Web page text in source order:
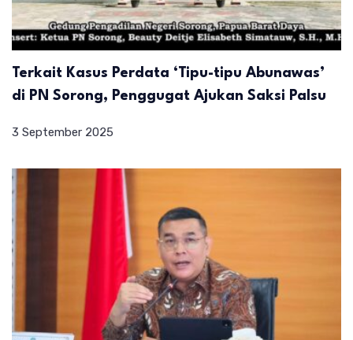
Terkait Kasus Perdata ‘Tipu-tipu Abunawas’
di PN Sorong, Penggugat Ajukan Saksi Palsu
3 September 2025